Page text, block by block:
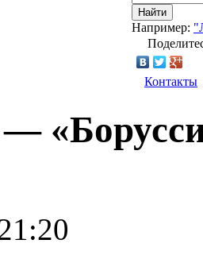
Найти
Например:
Контакты